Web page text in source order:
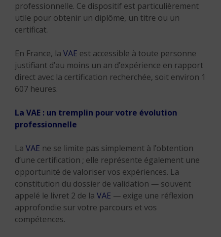
professionnelle. Ce dispositif est particulièrement
utile pour obtenir un diplôme, un titre ou un
certificat.
En France, la VAE est accessible à toute personne
justifiant d’au moins un an d’expérience en rapport
direct avec la certification recherchée, soit environ 1
607 heures.
La VAE : un tremplin pour votre évolution
professionnelle
La VAE ne se limite pas simplement à l’obtention
d’une certification ; elle représente également une
opportunité de valoriser vos expériences. La
constitution du dossier de validation — souvent
appelé le livret 2 de la VAE — exige une réflexion
approfondie sur votre parcours et vos
compétences.